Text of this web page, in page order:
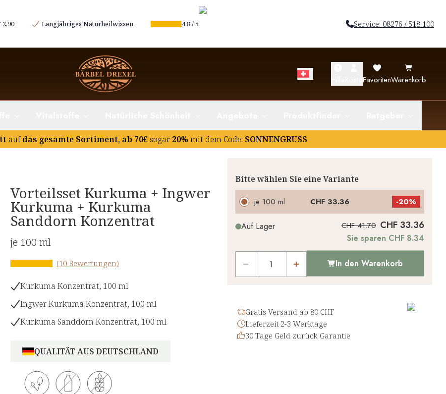
Langjähriges Naturheilwissen 4.8/5 Service: 08276 / 518 100
FavoritenWarenkorb
aufdas gesamte Sortiment, ab 70€ sogar 20% mit dem Code: SONNENGRUSS
Vorteilsset Kurkuma + Ingwer
Kurkuma + Kurkuma
Sanddorn Konzentrat
je 100 ml
(10 Bewertungen)
Kurkuma Konzentrat, 100 ml
Ingwer Kurkuma Konzentrat, 100 ml
Kurkuma Sanddorn Konzentrat, 100 ml
QUALITÄT AUS DEUTSCHLAND
Bitte wählen Sie eine Variante
je 100 ml CHF 33.36 -20%
Auf Lager CHF 41.70 CHF 33.36
Sie sparen CHF 8.34
In den Warenkorb
Gratis Versand ab 80 CHF
Lieferzeit 2-3 Werktage
30 Tage Geld zurück Garantie